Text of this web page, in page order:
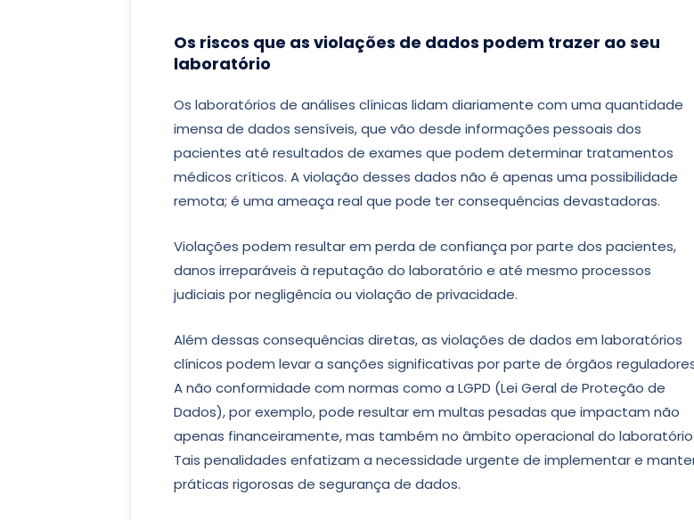
Os riscos que as violações de dados podem trazer ao seu
laboratório
Os laboratórios de análises clínicas lidam diariamente com uma quantidade
imensa de dados sensíveis, que vão desde informações pessoais dos
pacientes até resultados de exames que podem determinar tratamentos
médicos críticos. A violação desses dados não é apenas uma possibilidade
remota; é uma ameaça real que pode ter consequências devastadoras.
Violações podem resultar em perda de confiança por parte dos pacientes,
danos irreparáveis à reputação do laboratório e até mesmo processos
judiciais por negligência ou violação de privacidade.
Além dessas consequências diretas, as violações de dados em laboratórios
clínicos podem levar a sanções significativas por parte de órgãos
A não conformidade com normas como a LGPD (Lei Geral de Proteção de
Dados), por exemplo, pode resultar em multas pesadas que impactam não
apenas financeiramente, mas também no âmbito operacional do laboratório.
Tais penalidades enfatizam a necessidade urgente de implementar e
práticas rigorosas de segurança de dados.